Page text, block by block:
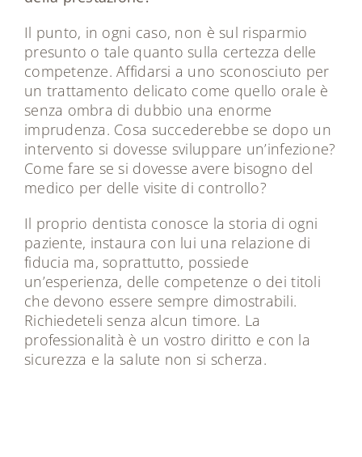
Il punto, in ogni caso, non è sul risparmio
presunto o tale quanto sulla certezza delle
competenze. Affidarsi a uno sconosciuto per
un trattamento delicato come quello orale è
senza ombra di dubbio una enorme
imprudenza. Cosa succederebbe se dopo un
intervento si dovesse sviluppare un’infezione?
Come fare se si dovesse avere bisogno del
medico per delle visite di controllo?
Il proprio dentista conosce la storia di ogni
paziente, instaura con lui una relazione di
fiducia ma, soprattutto, possiede
un’esperienza, delle competenze o dei titoli
che devono essere sempre dimostrabili.
Richiedeteli senza alcun timore. La
professionalità è un vostro diritto e con la
sicurezza e la salute non si scherza.